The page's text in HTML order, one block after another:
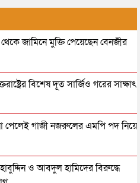
জামিনে মুক্তি পেয়েছেন বেনজীর
বিশেষ দূত সার্জিও গরের সাক্ষাৎ
পেলেই গাজী নজরুলের এমপি পদ নিয়ে
ও আবদুল হামিদের বিরুদ্ধে